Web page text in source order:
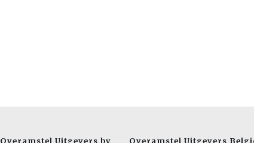
Overamstel Uitgevers bv Overamstel Uitgevers